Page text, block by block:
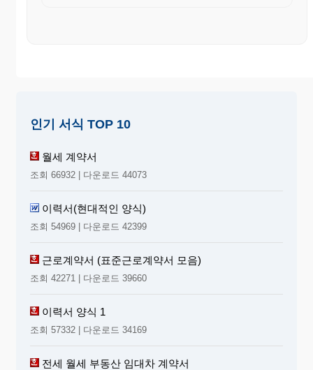
인기 서식 TOP 10
월세 계약서
조회 66932 | 다운로드 44073
이력서(현대적인 양식)
조회 54969 | 다운로드 42399
근로계약서 (표준근로계약서 모음)
조회 42271 | 다운로드 39660
이력서 양식 1
조회 57332 | 다운로드 34169
전세 월세 부동산 임대차 계약서